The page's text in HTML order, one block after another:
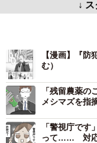
↓
【漫画】『
む）
「残留農薬
メシマズを指
「警視庁で
って…… 対応